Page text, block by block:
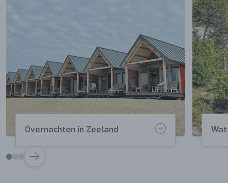
Overnachten in Zeeland
VOLGENDE